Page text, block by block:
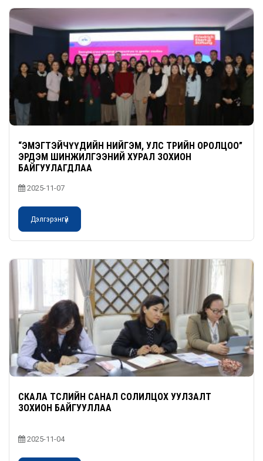
“ЭМЭГТЭЙЧҮҮДИЙН НИЙГЭМ, УЛС ТӨРИЙН ОРОЛЦОО”
ЭРДЭМ ШИНЖИЛГЭЭНИЙ ХУРАЛ ЗОХИОН
БАЙГУУЛАГДЛАА
2025-11-07
Дэлгэрэнгүй
СКАЛА ТӨСЛИЙН САНАЛ СОЛИЛЦОХ УУЛЗАЛТ
ЗОХИОН БАЙГУУЛЛАА
2025-11-04